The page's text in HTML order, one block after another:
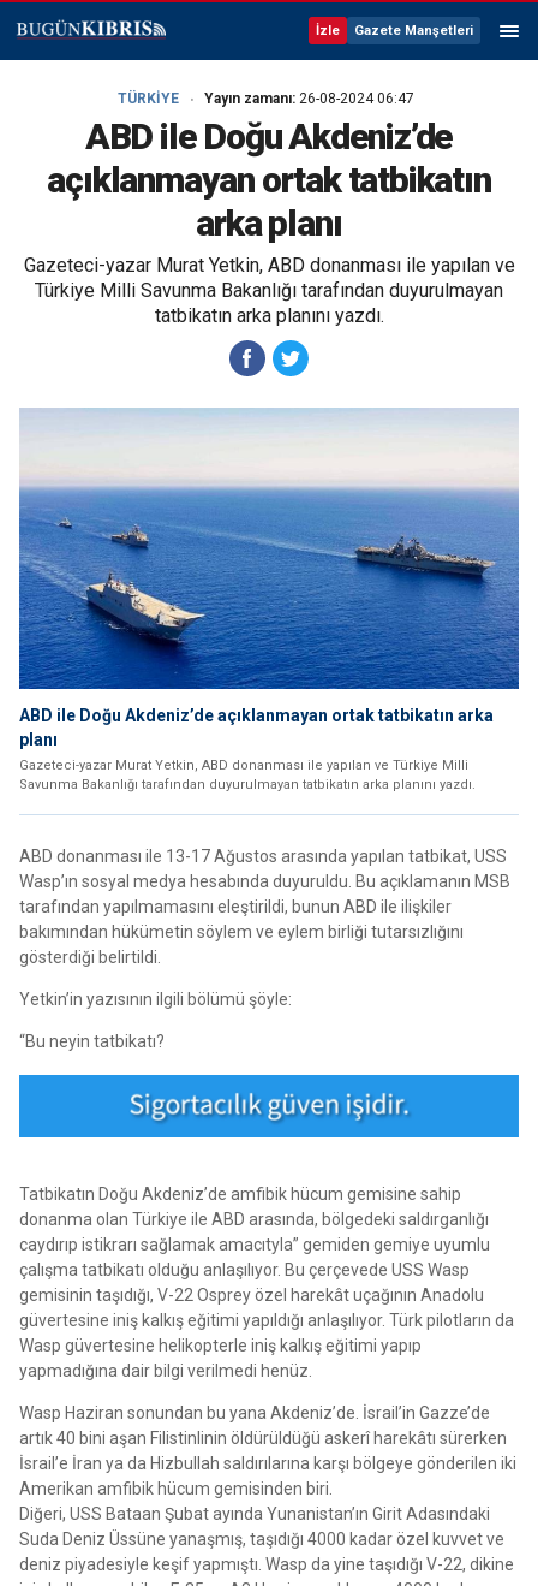
İzle Gazete Manşetleri
TÜRKİYE Yayın zamanı: 26-08-2024 06:47
ABD ile Doğu Akdeniz’de
açıklanmayan ortak tatbikatın
arka planı
Gazeteci-yazar Murat Yetkin, ABD donanması ile yapılan ve
Türkiye Milli Savunma Bakanlığı tarafından duyurulmayan
tatbikatın arka planını yazdı.
ABD ile Doğu Akdeniz’de açıklanmayan ortak tatbikatın arka
planı
Gazeteci-yazar Murat Yetkin, ABD donanması ile yapılan ve Türkiye Milli
Savunma Bakanlığı tarafından duyurulmayan tatbikatın arka planını yazdı.
ABD donanması ile 13-17 Ağustos arasında yapılan tatbikat, USS
Wasp’ın sosyal medya hesabında duyuruldu. Bu açıklamanın MSB
tarafından yapılmamasını eleştirildi, bunun ABD ile ilişkiler
bakımından hükümetin söylem ve eylem birliği tutarsızlığını
gösterdiği belirtildi.
Yetkin’in yazısının ilgili bölümü şöyle:
“Bu neyin tatbikatı?
Tatbikatın Doğu Akdeniz’de amfibik hücum gemisine sahip
donanma olan Türkiye ile ABD arasında, bölgedeki saldırganlığı
caydırıp istikrarı sağlamak amacıtyla” gemiden gemiye uyumlu
çalışma tatbikatı olduğu anlaşılıyor. Bu çerçevede USS Wasp
gemisinin taşıdığı, V-22 Osprey özel harekât uçağının Anadolu
güvertesine iniş kalkış eğitimi yapıldığı anlaşılıyor. Türk pilotların da
Wasp güvertesine helikopterle iniş kalkış eğitimi yapıp
yapmadığına dair bilgi verilmedi henüz.
Wasp Haziran sonundan bu yana Akdeniz’de. İsrail’in Gazze’de
artık 40 bini aşan Filistinlinin öldürüldüğü askerî harekâtı sürerken
İsrail’e İran ya da Hizbullah saldırılarına karşı bölgeye gönderilen iki
Amerikan amfibik hücum gemisinden biri.
Diğeri, USS Bataan Şubat ayında Yunanistan’ın Girit Adasındaki
Suda Deniz Üssüne yanaşmış, taşıdığı 4000 kadar özel kuvvet ve
deniz piyadesiyle keşif yapmıştı. Wasp da yine taşıdığı V-22, dikine